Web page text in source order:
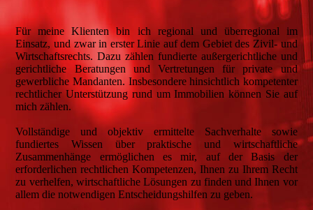
Für meine Klienten bin ich regional und überregional im
Einsatz, und zwar in erster Linie auf dem Gebiet des Zivil- und
Wirtschaftsrechts. Dazu zählen fundierte außergerichtliche und
gerichtliche Beratungen und Vertretungen für private und
gewerbliche Mandanten. Insbesondere hinsichtlich kompetenter
rechtlicher Unterstützung rund um Immobilien können Sie auf
mich zählen.
Vollständige und objektiv ermittelte Sachverhalte sowie
fundiertes Wissen über praktische und wirtschaftliche
Zusammenhänge ermöglichen es mir, auf der Basis der
erforderlichen rechtlichen Kompetenzen, Ihnen zu Ihrem Recht
zu verhelfen, wirtschaftliche Lösungen zu finden und Ihnen vor
allem die notwendigen Entscheidungshilfen zu geben.